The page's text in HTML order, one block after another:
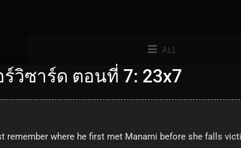
ALL
ร์วิซาร์ด ตอนที่ 7: 23x7
remember where he first met Manami before she falls